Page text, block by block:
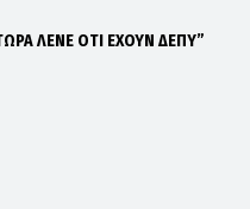
ΛΕΝΕ ΟΤΙ ΕΧΟΥΝ ΔΕΠΥ”